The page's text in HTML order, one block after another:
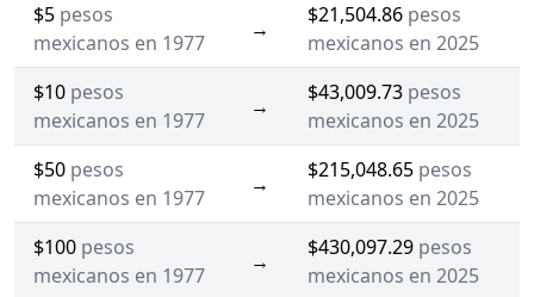
$5 pesos
mexicanos en 1977
→
$21,504.86 pesos
mexicanos en 2025
$10 pesos
mexicanos en 1977
→
$43,009.73 pesos
mexicanos en 2025
$50 pesos
mexicanos en 1977
→
$215,048.65 pesos
mexicanos en 2025
$100 pesos
mexicanos en 1977
→
$430,097.29 pesos
mexicanos en 2025